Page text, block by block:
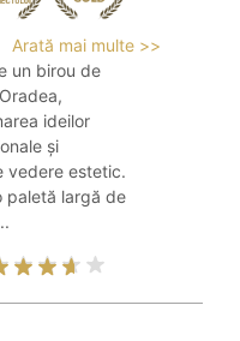
Arată mai multe >>
un birou de
ideilor
și
vedere estetic.
paletă largă de